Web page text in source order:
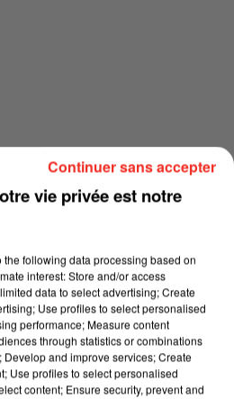
vie privée est notre
the following data processing based on
interest: Store and/or access
data to select advertising; Create
Use profiles to select personalised
performance; Measure content
through statistics or combinations
and improve services; Create
Use profiles to select personalised
content; Ensure security, prevent and
Continuer sans accepter